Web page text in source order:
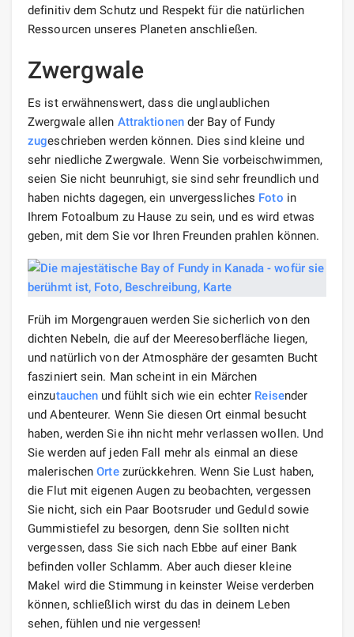
definitiv dem Schutz und Respekt für die natürlichen
Ressourcen unseres Planeten anschließen.
Zwergwale
Es ist erwähnenswert, dass die unglaublichen
Zwergwale allen Attraktionender Bay of Fundy
zugeschrieben werden können. Dies sind kleine und
sehr niedliche Zwergwale. Wenn Sie vorbeischwimmen,
seien Sie nicht beunruhigt, sie sind sehr freundlich und
haben nichts dagegen, ein unvergessliches Foto in
Ihrem Fotoalbum zu Hause zu sein, und es wird etwas
geben, mit dem Sie vor Ihren Freunden prahlen können.
Früh im Morgengrauen werden Sie sicherlich von den
dichten Nebeln, die auf der Meeresoberfläche liegen,
und natürlich von der Atmosphäre der gesamten Bucht
fasziniert sein. Man scheint in ein Märchen
einzutauchen und fühlt sich wie ein echter Reisender
und Abenteurer. Wenn Sie diesen Ort einmal besucht
haben, werden Sie ihn nicht mehr verlassen wollen. Und
Sie werden auf jeden Fall mehr als einmal an diese
malerischenOrtezurückkehren. Wenn Sie Lust haben,
die Flut mit eigenen Augen zu beobachten, vergessen
Sie nicht, sich ein Paar Bootsruder und Geduld sowie
Gummistiefel zu besorgen, denn Sie sollten nicht
vergessen, dass Sie sich nach Ebbe auf einer Bank
befinden voller Schlamm. Aber auch dieser kleine
Makel wird die Stimmung in keinster Weise verderben
können, schließlich wirst du das in deinem Leben
sehen, fühlen und nie vergessen!